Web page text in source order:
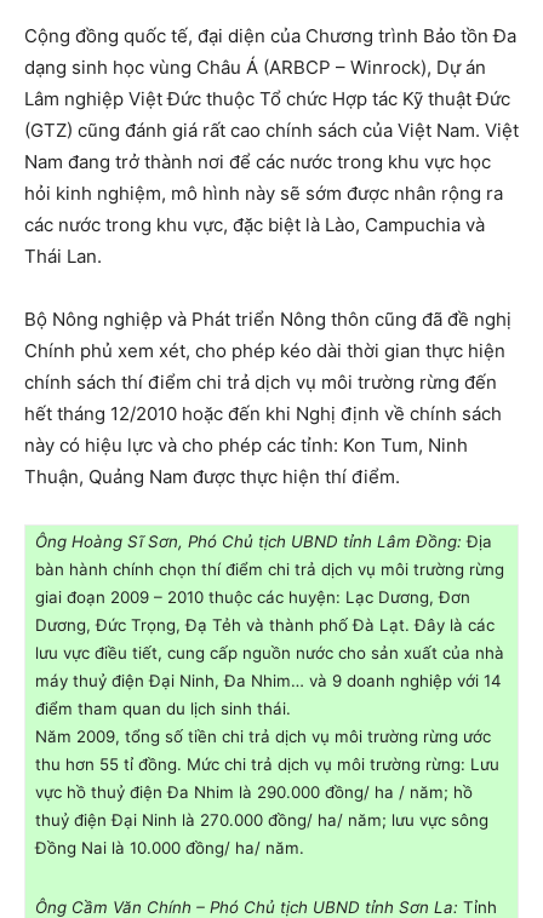
Cộng đồng quốc tế, đại diện của Chương trình Bảo tồn Đa
dạng sinh học vùng Châu Á (ARBCP – Winrock), Dự án
Lâm nghiệp Việt Đức thuộc Tổ chức Hợp tác Kỹ thuật Đức
(GTZ) cũng đánh giá rất cao chính sách của Việt Nam. Việt
Nam đang trở thành nơi để các nước trong khu vực học
hỏi kinh nghiệm, mô hình này sẽ sớm được nhân rộng ra
các nước trong khu vực, đặc biệt là Lào, Campuchia và
Thái Lan.
Bộ Nông nghiệp và Phát triển Nông thôn cũng đã đề nghị
Chính phủ xem xét, cho phép kéo dài thời gian thực hiện
chính sách thí điểm chi trả dịch vụ môi trường rừng đến
hết tháng 12/2010 hoặc đến khi Nghị định về chính sách
này có hiệu lực và cho phép các tỉnh: Kon Tum, Ninh
Thuận, Quảng Nam được thực hiện thí điểm.
Ông Hoàng Sĩ Sơn, Phó Chủ tịch UBND tỉnh Lâm Đồng: Địa
bàn hành chính chọn thí điểm chi trả dịch vụ môi trường rừng
giai đoạn 2009 – 2010 thuộc các huyện: Lạc Dương, Đơn
Dương, Đức Trọng, Đạ Tẻh và thành phố Đà Lạt. Đây là các
lưu vực điều tiết, cung cấp nguồn nước cho sản xuất của nhà
máy thuỷ điện Đại Ninh, Đa Nhim… và 9 doanh nghiệp với 14
điểm tham quan du lịch sinh thái.
Năm 2009, tổng số tiền chi trả dịch vụ môi trường rừng ước
thu hơn 55 tỉ đồng. Mức chi trả dịch vụ môi trường rừng: Lưu
vực hồ thuỷ điện Đa Nhim là 290.000 đồng/ ha / năm; hồ
thuỷ điện Đại Ninh là 270.000 đồng/ ha/ năm; lưu vực sông
Đồng Nai là 10.000 đồng/ ha/ năm.
Ông Cầm Văn Chính – Phó Chủ tịch UBND tỉnh Sơn La: Tỉnh